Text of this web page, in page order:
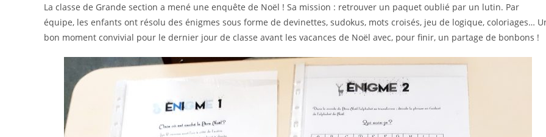
La classe de Grande section a mené une enquête de Noël ! Sa mission : retrouver un paquet oublié par un lutin. Par
équipe, les enfants ont résolu des énigmes sous forme de devinettes, sudokus, mots croisés, jeu de logique, coloriages…
bon moment convivial pour le dernier jour de classe avant les vacances de Noël avec, pour finir, un partage de bonbons !